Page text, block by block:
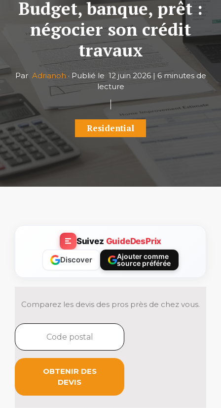
Budget, banque, prêt :
négocier son crédit
travaux
Par Adrianoh · Publié le 12 juin 2026| 6 minutes de
lecture
Residential
Suivez GuideDesPrix
Discover
Ajouter comme
source préférée
Comparez les devis des pros près de chez vous.
OBTENIR DES
DEVIS